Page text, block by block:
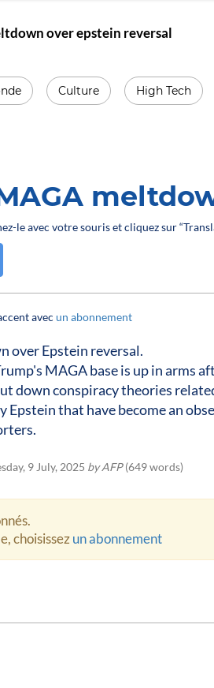
over epstein reversal
Culture High Tech
le avec votre souris et cliquez sur
avecun abonnement
over Epstein reversal.
MAGA base is up in arms
down conspiracy theories
Epstein that have become an
9 July, 2025 by AFP(649 words)
choisissezun abonnement